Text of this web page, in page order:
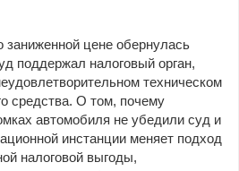
цене обернулась
поддержал налоговый орган,
техническом
средства. О том, почему
автомобиля не убедили суд и
инстанции меняет подход
налоговой выгоды,